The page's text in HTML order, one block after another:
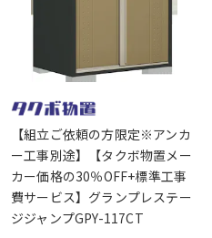
【組立ご依頼の方限定※アンカ
ー工事別途】【タクボ物置メー
カー価格の30％OFF+標準工事
費サービス】グランプレステー
ジジャンプGPY-117CT